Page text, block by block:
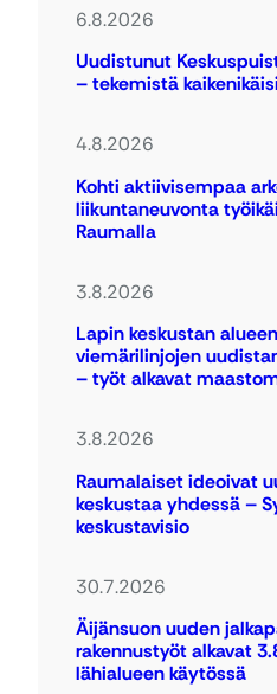
6.8.2026
Uudistunut
– tekemistä
4.8.2026
Kohti aktiivisempaa
liikuntaneuvonta
Raumalla
3.8.2026
Lapin keskustan
viemärilinjojen
– työt alkavat
3.8.2026
Raumalaiset ideoivat
keskustaa yhdessä –
keskustavisio
30.7.2026
Äijänsuon uuden
rakennustyöt alkavat
lähialueen käytössä